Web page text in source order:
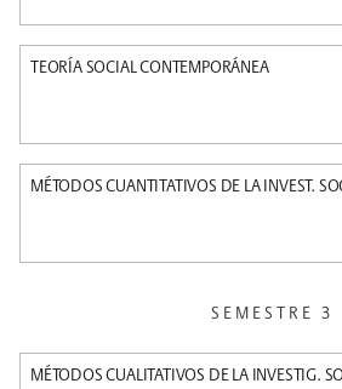
TEORÍA SOCIAL CONTEMPORÁNEA
MÉTODOS CUANTITATIVOS DE LA INVEST.
SEMESTRE 3
MÉTODOS CUALITATIVOS DE LA INVESTIG.